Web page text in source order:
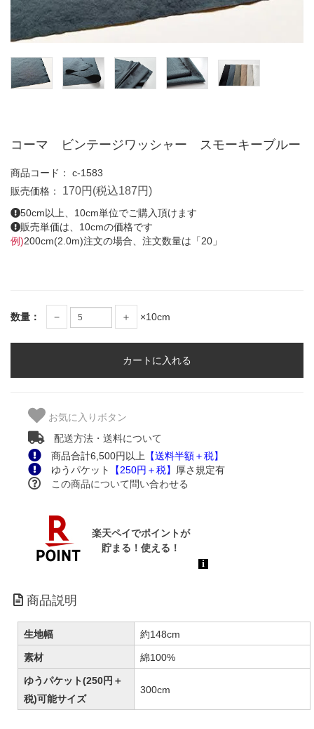
コーマ ビンテージワッシャー スモーキーブルー
商品コード：
c-1583
販売価格：
170円(税込187円)
50cm以上、10cm単位でご購入頂けます
販売単価は、10cmの価格です
例)200cm(2.0m)注文の場合、注文数量は「20」
数量： − ＋ ×10cm
お気に入りボタン
配送方法・送料について
商品合計6,500円以上
【送料半額＋税】
ゆうパケット
【250円＋税】
厚さ規定有
この商品について問い合わせる
商品説明
生地幅 約148cm
素材 綿100%
ゆうパケット(250円＋
税)可能サイズ
300cm